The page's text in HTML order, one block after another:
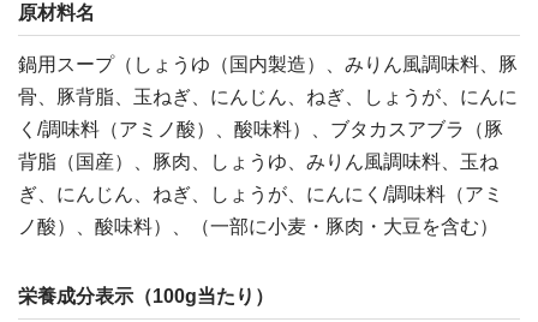
原材料名
鍋用スープ（しょうゆ（国内製造）、みりん風調味料、豚
骨、豚背脂、玉ねぎ、にんじん、ねぎ、しょうが、にんに
く/調味料（アミノ酸）、酸味料）、ブタカスアブラ（豚
背脂（国産）、豚肉、しょうゆ、みりん風調味料、玉ね
ぎ、にんじん、ねぎ、しょうが、にんにく/調味料（アミ
ノ酸）、酸味料）、（一部に小麦・豚肉・大豆を含む）
栄養成分表示（100g当たり）